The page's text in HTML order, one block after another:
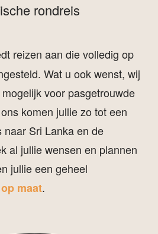
rondreis
reizen aan die volledig op
Wat u ook wenst, wij
voor pasgetrouwde
komen jullie zo tot een
naar Sri Lanka en de
al jullie wensen en plannen
jullie een geheel
maat.